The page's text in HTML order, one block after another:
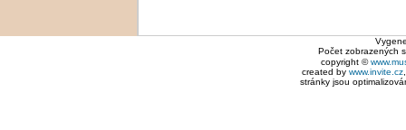
Počet zobrazených
copyright ©
created by www.invite.cz
stránky jsou